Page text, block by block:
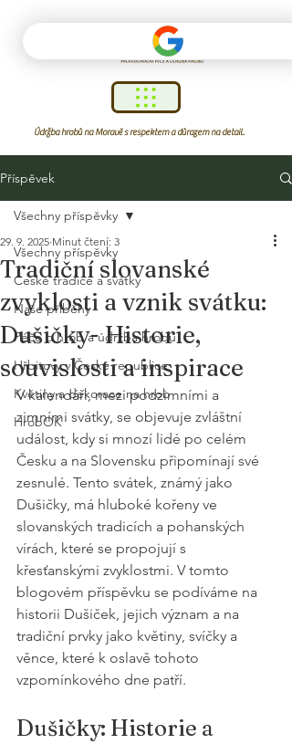
Údržba hrobů na Moravě s respektem a důrazem na detail.
Příspěvek
Všechny příspěvky
České tradice a svátky
Naše příběhy
Péče o hrob a údržba hrobu
Hřbitovy v České republice
Květiny a dekorace na hrob
HrobOK
Všechny příspěvky
Tradiční slovanské
zvyklosti a vznik svátku:
Dušičky- Historie,
souvislosti a inspirace
29. 9. 2025 Minut čtení: 3
V kalendáři, mezi podzimními a
zimními svátky, se objevuje zvláštní
událost, kdy si mnozí lidé po celém
Česku a na Slovensku připomínají své
zesnulé. Tento svátek, známý jako
Dušičky, má hluboké kořeny ve
slovanských tradicích a pohanských
vírách, které se propojují s
křesťanskými zvyklostmi. V tomto
blogovém příspěvku se podíváme na
historii Dušiček, jejich význam a na
tradiční prvky jako květiny, svíčky a
věnce, které k oslavě tohoto
vzpomínkového dne patří.
Dušičky: Historie a